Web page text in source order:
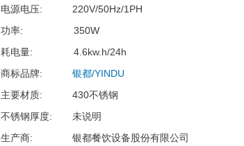
电源电压
220V/50Hz/1PH
功率
350W
耗电量
4.6kw.h/24h
商标品牌
银都/YINDU
主要材质
430不锈钢
不锈钢厚度
未说明
生产商
银都餐饮设备股份有限公司